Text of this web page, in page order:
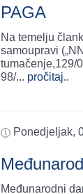
PAGA
Na temelju
samoupravi
tumačenje,129/
98/... pročitaj..
Ponedjeljak,
Međunarodni